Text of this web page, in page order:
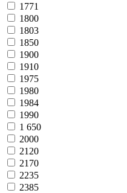
1771
1800
1803
1850
1900
1910
1975
1980
1984
1990
1 650
2000
2120
2170
2235
2385